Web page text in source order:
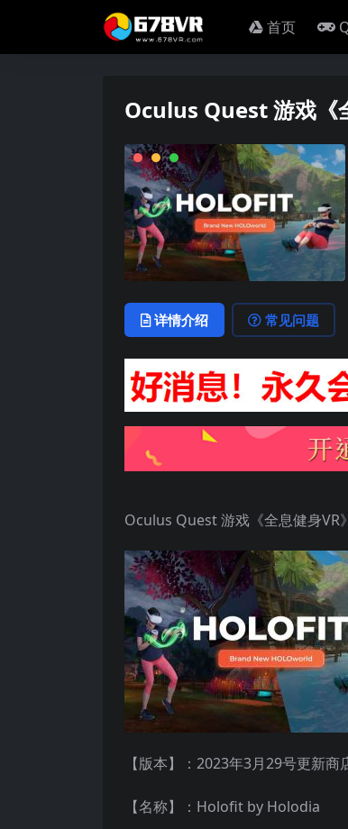
首页
Oculus Quest 游戏
详情介绍 常见问题
Oculus Quest 游戏《全息健身
【版本】：2023年3月29号更新
【名称】：Holofit by Holodia